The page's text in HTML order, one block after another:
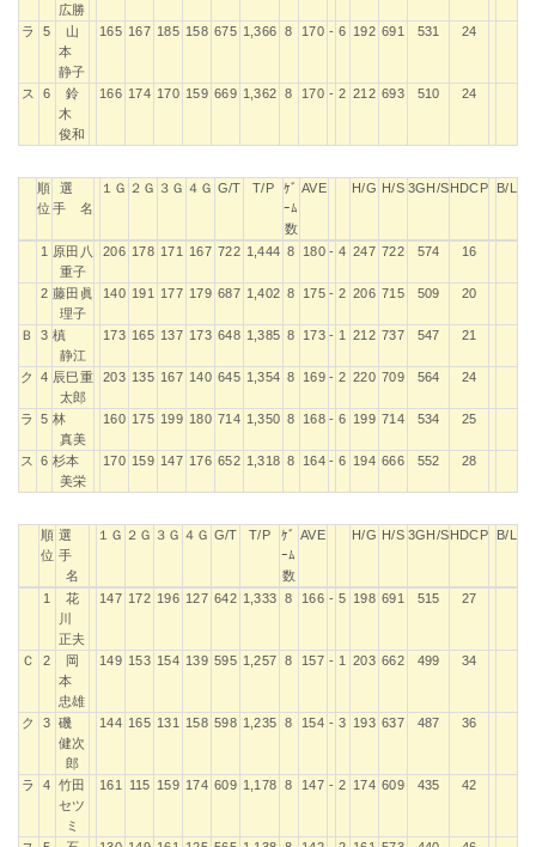
広勝
ラ 5
山
本
静子
165 167 185 158 675 1,366 8 170 - 6 192 691 531 24
ス 6
鈴
木
俊和
166 174 170 159 669 1,362 8 170 - 2 212 693 510 24
順
位
選
手 名
１Ｇ ２Ｇ ３Ｇ ４Ｇ G/T T/P
ｹﾞ
ｰﾑ
数
AVE H/G H/S 3GH/SHDCP B/L
順
選
手 名
１Ｇ ２Ｇ ３Ｇ ４Ｇ G/T T/P
ｹﾞ
数
AVE H/G H/S 3GH/S HDCP
1 原田八
重子
206 178 171 167 722 1,444 8 180 - 4 247 722 574 16
2 藤田眞
理子
140 191 177 179 687 1,402 8 175 - 2 206 715 509 20
Ｂ 3 槙
静江
173 165 137 173 648 1,385 8 173 - 1 212 737 547 21
ク 4 辰巳重
太郎
203 135 167 140 645 1,354 8 169 - 2 220 709 564 24
ラ 5 林
真美
160 175 199 180 714 1,350 8 168 - 6 199 714 534 25
ス 6 杉本
美栄
170 159 147 176 652 1,318 8 164 - 6 194 666 552 28
順
位
選
手
名
１Ｇ ２Ｇ ３Ｇ ４Ｇ G/T T/P
ｹﾞ
ｰﾑ
数
AVE H/G H/S 3GH/SHDCP B/L
順
選
手
名
１Ｇ ２Ｇ ３Ｇ ４Ｇ G/T T/P
ｹﾞ
AVE H/G H/S 3GH/S HDCP
1
花
川
正夫
147 172 196 127 642 1,333 8 166 - 5 198 691 515 27
Ｃ 2
岡
本
忠雄
149 153 154 139 595 1,257 8 157 - 1 203 662 499 34
ク 3
磯
健次
郎
144 165 131 158 598 1,235 8 154 - 3 193 637 487 36
ラ 4
竹田
セツ
ミ
161 115 159 174 609 1,178 8 147 - 2 174 609 435 42